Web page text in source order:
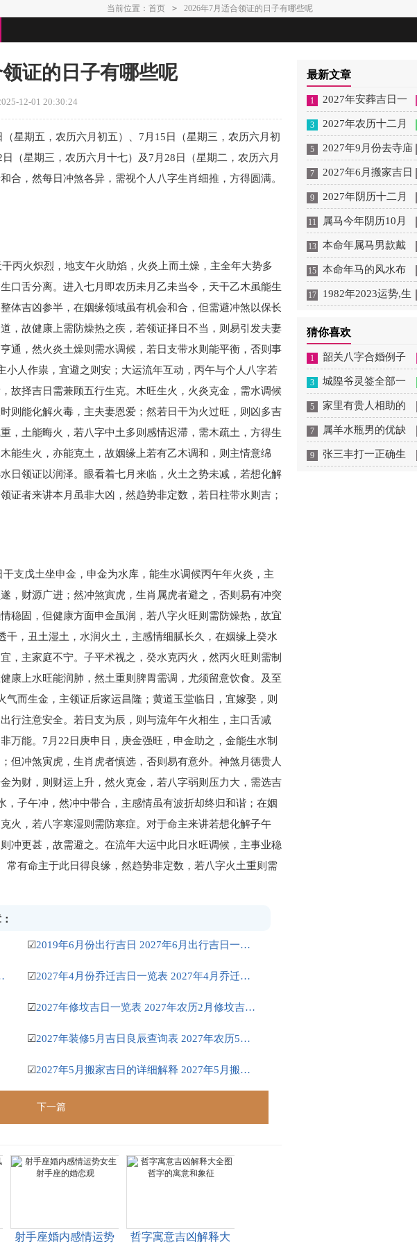
当前位置： 首页 > 2026年7月适合领证的日子有哪些呢
证的日子有哪些呢
12-01 20:30:24
星期五，农历六月初五）、7月15日（星期三，农历六月初
（星期三，农历六月十七）及7月28日（星期二，农历六月
合，然每日冲煞各异，需视个人八字生肖细推，方得圆满。
丙火炽烈，地支午火助焰，火炎上而土燥，主全年大势多
口舌分离。进入七月即农历未月乙未当令，天干乙木虽能生
体吉凶参半，在姻缘领域虽有机会和合，但需避冲煞以保长
，故健康上需防燥热之疾，若领证择日不当，则易引发夫妻
通，然火炎土燥则需水调候，若日支带水则能平衡，否则事
人作祟，宜避之则安；大运流年互动，丙午与个人八字若
故择吉日需兼顾五行生克。木旺生火，火炎克金，需水调候
则能化解火毒，主夫妻恩爱；然若日干为火过旺，则凶多吉
，土能晦火，若八字中土多则感情迟滞，需木疏土，方得生
能生火，亦能克土，故姻缘上若有乙木调和，则主情意绵
日领证以润泽。眼看着七月来临，火土之势未减，若想化解
证者来讲本月虽非大凶，然趋势非定数，若日柱带水则吉；
支戊土坐申金，申金为水库，能生水调候丙午年火炎，主
，财源广进；然冲煞寅虎，生肖属虎者避之，否则易有冲突
稳固，但健康方面申金虽润，若八字火旺则需防燥热，故宜
，丑土湿土，水润火土，主感情细腻长久，在姻缘上癸水
，主家庭不宁。子平术视之，癸水克丙火，然丙火旺则需制
康上水旺能润肺，然土重则脾胃需调，尤须留意饮食。及至
而生金，主领证后家运昌隆；黄道玉堂临日，宜嫁娶，则
行注意安全。若日支为辰，则与流年午火相生，主口舌减
万能。7月22日庚申日，庚金强旺，申金助之，金能生水制
但冲煞寅虎，生肖虎者慎选，否则易有意外。神煞月德贵人
为财，则财运上升，然火克金，若八字弱则压力大，需选吉
，子午冲，然冲中带合，主感情虽有波折却终归和谐；在姻
火，若八字寒湿则需防寒症。对于命主来讲若想化解子午
冲更甚，故需避之。在流年大运中此日水旺调候，主事业稳
有命主于此日得良缘，然趋势非定数，若八字火土重则需
☑ 2019年6月份出行吉日 2027年6月出行吉日一览表
床吉日吉时查询 ☑ 2027年4月份乔迁吉日一览表 2027年4月乔迁吉日吉时查询
☑ 2027年修坟吉日一览表 2027年农历2月修坟吉日一览表
☑ 2027年装修5月吉日良辰查询表 2027年农历5月装修吉日一览表
☑ 2027年5月搬家吉日的详细解释 2027年5月搬家吉日吉时查询
下一篇
射手座婚内感情运势 哲字寓意吉凶解释大
最新文章
1 2027年安葬吉日一
览表 2027年12月安葬吉
日一览表
3 2027年农历十二月
安床吉日 2027年正月安
床吉日吉时查询
5 2027年9月份去寺庙
祈福的日子 2027年5月
去寺庙吉日一览表
7 2027年6月搬家吉日
吉时 2027年农历6月搬
家吉日一览表
9 2027年阴历十二月
开光吉日 2027年12月开
光吉日一览表
11 属马今年阴历10月
结婚好吗 属马还有几年
本命年结婚呢好吗
13 本命年属马男款戴
什么财神 本命年属马男
士戴什么好一点
15 本命年马的风水布
局 本命年马的佛像怎么
17 1982年2023运势,生
猜你喜欢
1 韶关八字合婚例子
多吗 韶关八字测风水
3 城隍爷灵签全部一
百签 城隍爷灵签解签大
全
5 家里有贵人相助的
风水 家里有贵人是什么
意思
7 属羊水瓶男的优缺
点 属羊水瓶座男生性格
9 张三丰打一正确生